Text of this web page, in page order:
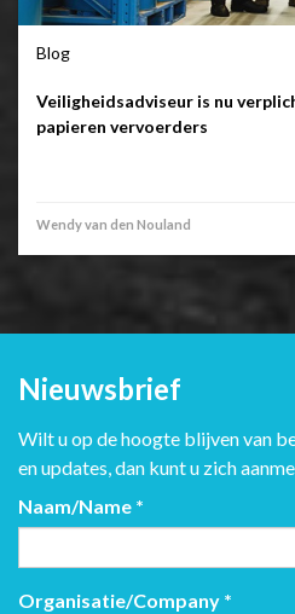
Blog
Veiligheidsadviseur is nu
papieren vervoerders
Wendy van den Nouland
Nieuwsbrief
Wilt u op de hoogte blijven van
en updates, dan kunt u zich
Naam/Name *
Organisatie/Company *